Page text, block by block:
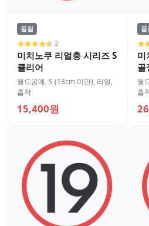
품절
2
미치노쿠 리얼충 시리즈 S
클리어
월드공예,S (13cm 미만), 리얼,
흡착
15,400원
품
미
골
월
흡